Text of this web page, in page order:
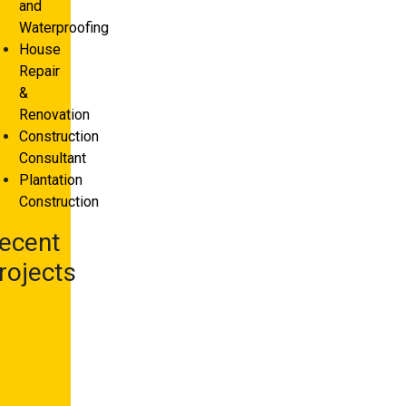
and
Waterproofing
House
Repair
&
Renovation
Construction
Consultant
Plantation
Construction